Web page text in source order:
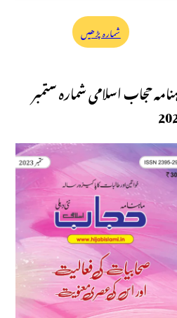
شمارہ پڑھیں
حجاب اسلامی شمارہ ستمبر